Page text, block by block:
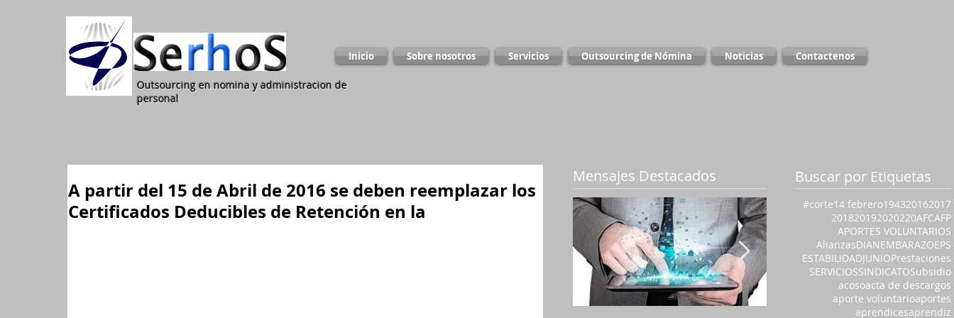
Inicio Sobre nosotros Servicios Outsourcing de Nómina Noticias Contactenos
Outsourcing en nomina y administracion de
personal
A partir del 15 de Abril de 2016 se deben reemplazar los
Certificados Deducibles de Retención en la
Mensajes Destacados Buscar por Etiquetas
#corte14 febrero194320162017
201820192020220AFCAFP
APORTES VOLUNTARIOS
AlianzasDIANEMBARAZOEPS
ESTABILIDADJUNIOPrestaciones
SERVICIOSSINDICATOSubsidio
acosoacta de descargos
aporte voluntarioaportes
aprendicesaprendiz